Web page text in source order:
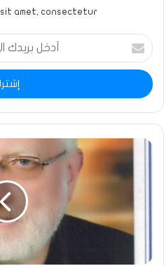
sit amet, consectetur.
أدخل
بريدك
الإلكتروني